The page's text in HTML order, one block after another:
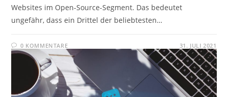
Websites im Open-Source-Segment. Das bedeutet
ungefähr, dass ein Drittel der beliebtesten…
0 KOMMENTARE 31. JULI 2021